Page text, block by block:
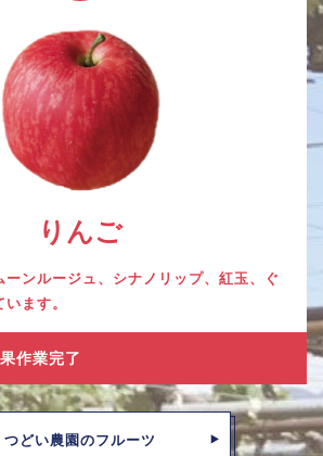
りんご
ーンルージュ、シナノリップ、紅玉、ぐ
ます。
作業完了
つどい農園のフルーツ